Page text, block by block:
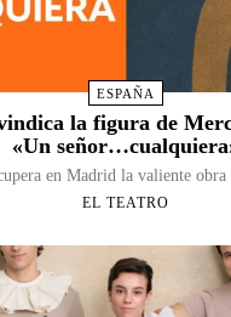
ESPAÑA
la figura de
«Un
en Madrid la valiente obra
EL TEATRO